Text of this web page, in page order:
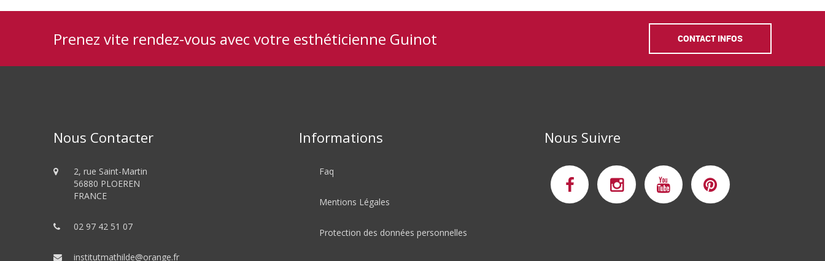
CONTACT INFOS
Prenez vite rendez-vous avec votre esthéticienne Guinot
Nous Contacter
2, rue Saint-Martin
56880 PLOEREN
FRANCE
02 97 42 51 07
institutmathilde@orange.fr
Informations
Faq
Mentions Légales
Protection des données personnelles
Nous Suivre